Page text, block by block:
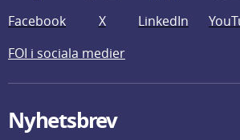
Facebook X LinkedIn
FOI i sociala medier
Nyhetsbrev